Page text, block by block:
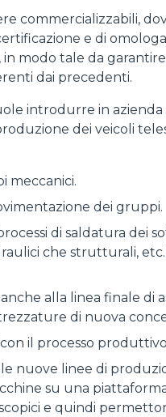
commercializzabili,
e di
modo tale da
dai precedenti.
introdurre in
dei veicoli
meccanici.
dei gruppi.
di saldatura dei
che strutturali,
alla linea finale di
di nuova
il processo
nuove linee di
su una
e quindi